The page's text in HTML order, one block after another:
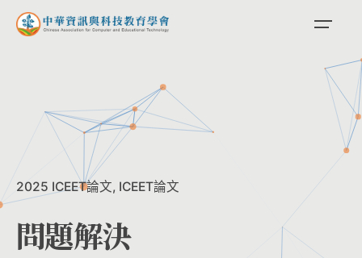
Skip
2025 ICEET論文 ICEET論文
問題解決